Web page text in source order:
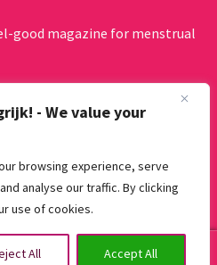
- We value your
browsing experience, serve
analyse our traffic. By clicking
use of cookies.
All Accept All
good magazine for menstrual
met WooCommerce.